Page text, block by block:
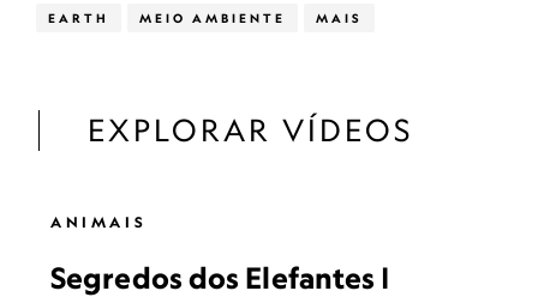
EARTH MEIO AMBIENTE MAIS
EXPLORAR VÍDEOS
ANIMAIS
Segredos dos Elefantes |